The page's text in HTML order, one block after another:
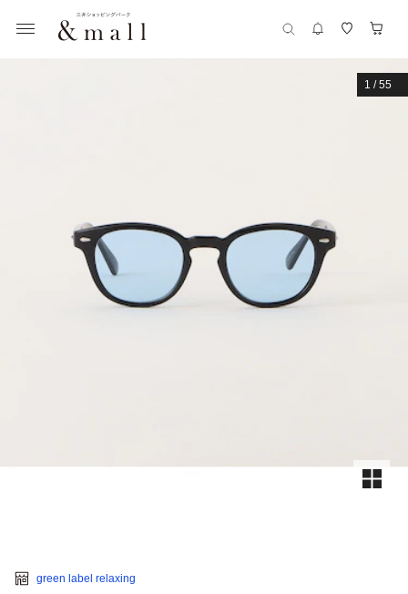
1 /55
green label relaxing